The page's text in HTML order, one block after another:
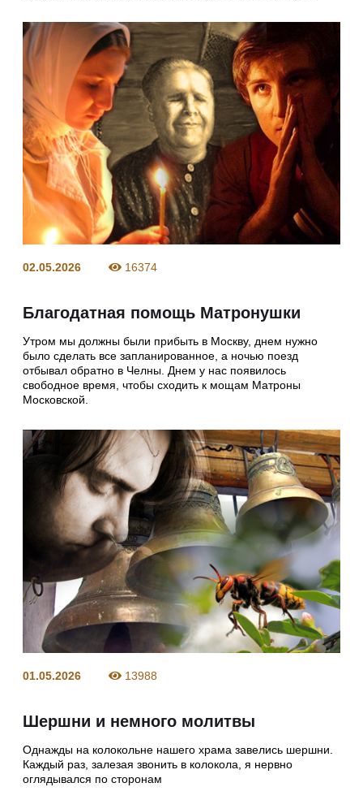
02.05.2026 16374
Благодатная помощь Матронушки
Утром мы должны были прибыть в Москву, днем нужно
было сделать все запланированное, а ночью поезд
отбывал обратно в Челны. Днем у нас появилось
свободное время, чтобы сходить к мощам Матроны
Московской.
01.05.2026 13988
Шершни и немного молитвы
Однажды на колокольне нашего храма завелись шершни.
Каждый раз, залезая звонить в колокола, я нервно
оглядывался по сторонам